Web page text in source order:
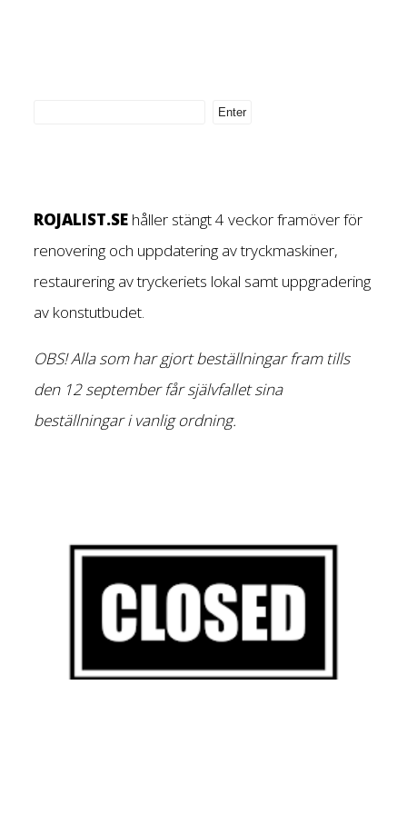
ROJALIST.SE håller stängt 4 veckor framöver för
renovering och uppdatering av tryckmaskiner,
restaurering av tryckeriets lokal samt uppgradering
av konstutbudet.
OBS! Alla som har gjort beställningar fram tills
den 12 september får självfallet sina
beställningar i vanlig ordning.